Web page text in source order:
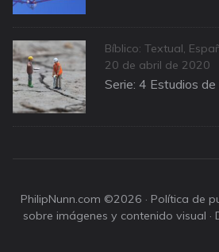
Categories
Bíblico: Textual,
Posted
on
20 de abril de 2020
Serie: 4 Estudios
PhilipNunn.com ©2026 · Política de
sobre imágenes y contenido visual ·